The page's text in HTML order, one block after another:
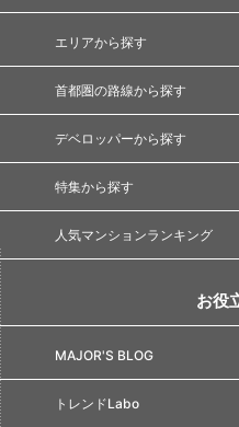
エリアから探す
首都圏の路線から探す
デベロッパーから探す
特集から探す
人気マンションランキング
お役
MAJOR'S BLOG
トレンドLabo